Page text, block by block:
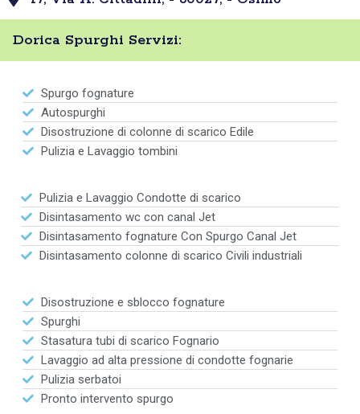
Dorica Spurghi Servizi:
Spurgo fognature
Autospurghi
Disostruzione di colonne di scarico Edile
Pulizia e Lavaggio tombini
Pulizia e Lavaggio Condotte di scarico
Disintasamento wc con canal Jet
Disintasamento fognature Con Spurgo Canal Jet
Disintasamento colonne di scarico Civili industriali
Disostruzione e sblocco fognature
Spurghi
Stasatura tubi di scarico Fognario
Lavaggio ad alta pressione di condotte fognarie
Pulizia serbatoi
Pronto intervento spurgo